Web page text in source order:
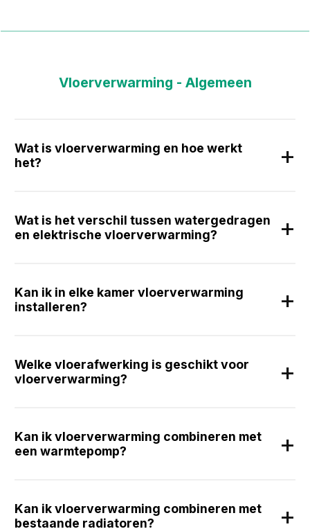
Vloerverwarming - Algemeen
Wat is vloerverwarming en hoe werkt
het?
Wat is het verschil tussen watergedragen
en elektrische vloerverwarming?
Kan ik in elke kamer vloerverwarming
installeren?
Welke vloerafwerking is geschikt voor
vloerverwarming?
Kan ik vloerverwarming combineren met
een warmtepomp?
Kan ik vloerverwarming combineren met
bestaande radiatoren?